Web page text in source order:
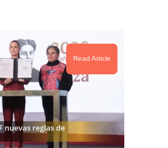
Read Article